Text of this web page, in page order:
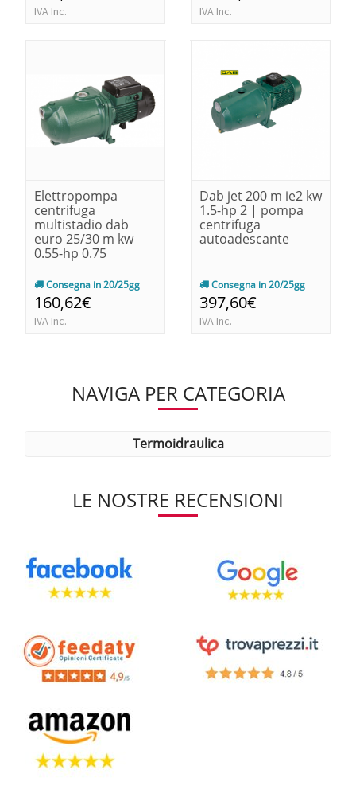
IVA Inc. IVA Inc.
Elettropompa
centrifuga
multistadio dab
euro 25/30 m kw
0.55-hp 0.75
Consegna in 20/25gg
160,62€
IVA Inc.
Dab jet 200 m ie2 kw
1.5-hp 2 | pompa
centrifuga
autoadescante
Consegna in 20/25gg
397,60€
IVA Inc.
NAVIGA PER CATEGORIA
termoidraulica
LE NOSTRE RECENSIONI